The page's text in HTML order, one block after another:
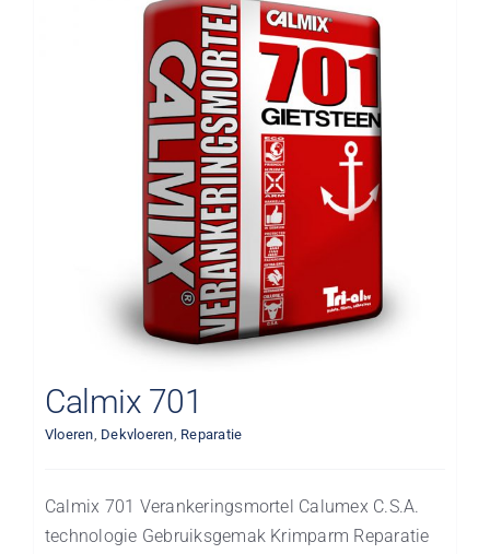
Calmix 701
Vloeren, Dekvloeren, Reparatie
Calmix 701 Verankeringsmortel Calumex C.S.A.
technologie Gebruiksgemak Krimparm Reparatie